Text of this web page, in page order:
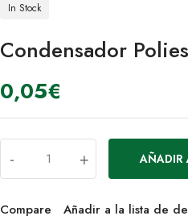
In Stock
Condensador
0,05€
- + AÑADIR
Compare Añadir a la lista de